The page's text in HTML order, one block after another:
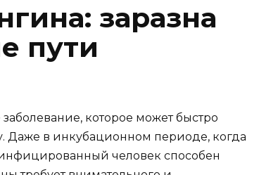
заразна
пути
которое может быстро
Даже в инкубационном периоде, когда
человек способен